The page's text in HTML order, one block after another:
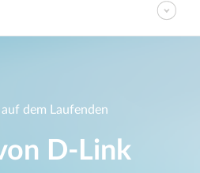
auf dem Laufenden
D‑Link